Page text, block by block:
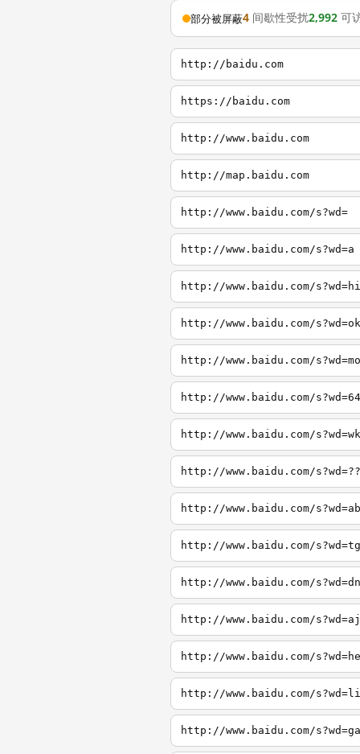
部分被屏蔽4 间歇性受扰2,992 可
http://baidu.com
https://baidu.com
http://www.baidu.com
http://map.baidu.com
http://www.baidu.com/s?wd=
http://www.baidu.com/s?wd=a
http://www.baidu.com/s?wd=hi
http://www.baidu.com/s?wd=ok
http://www.baidu.com/s?wd=mo
http://www.baidu.com/s?wd=64
http://www.baidu.com/s?wd=wk
http://www.baidu.com/s?wd=??
http://www.baidu.com/s?wd=ab
http://www.baidu.com/s?wd=tg
http://www.baidu.com/s?wd=dn
http://www.baidu.com/s?wd=aj
http://www.baidu.com/
http://www.baidu.com/
http://www.baidu.com/